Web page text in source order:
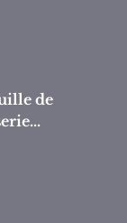
de